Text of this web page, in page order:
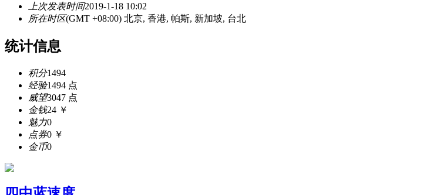
上次发表时间2019-1-18 10:02
所在时区(GMT +08:00) 北京, 香港, 帕斯, 新加坡, 台北
统计信息
积分1494
经验1494 点
威望3047 点
金钱24 ￥
魅力0
点券0 ￥
金币0